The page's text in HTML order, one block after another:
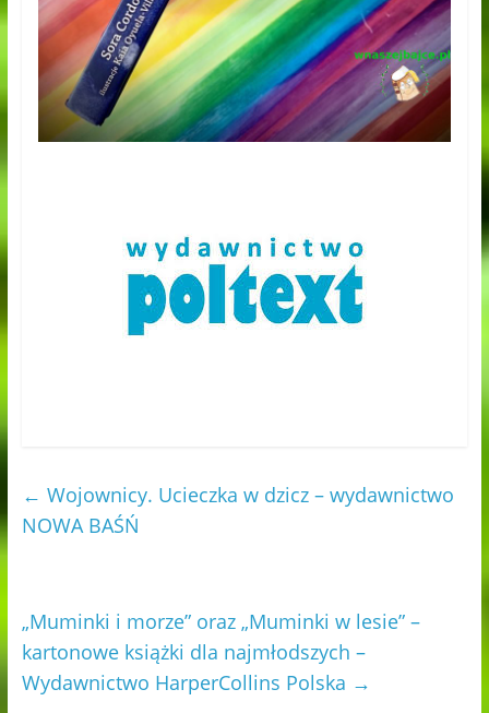
← Wojownicy. Ucieczka w dzicz – wydawnictwo
NOWA BAŚŃ
„Muminki i morze” oraz „Muminki w lesie” –
kartonowe książki dla najmłodszych –
Wydawnictwo HarperCollins Polska →